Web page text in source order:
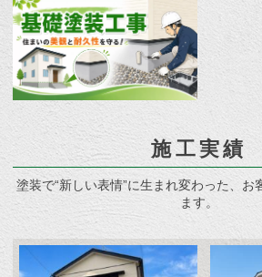
施工実績
塗装で“新しい表情”に生まれ変わった、お
ます。